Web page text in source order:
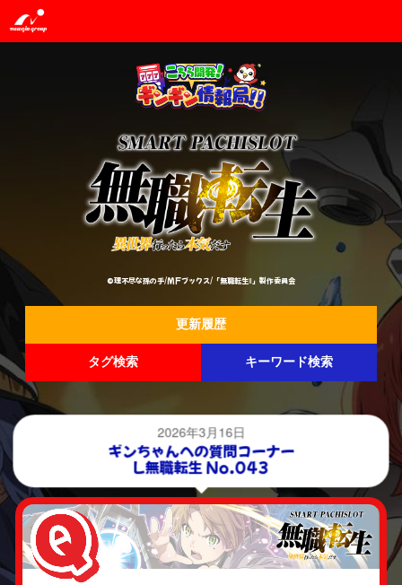
©理不尽な孫の手/MFブックス/「無職転生Ⅱ」製作委員会
更新履歴
タグ検索 キーワード検索
2026年3月16日
ギンちゃんへの質問コーナー
L無職転生 No.043